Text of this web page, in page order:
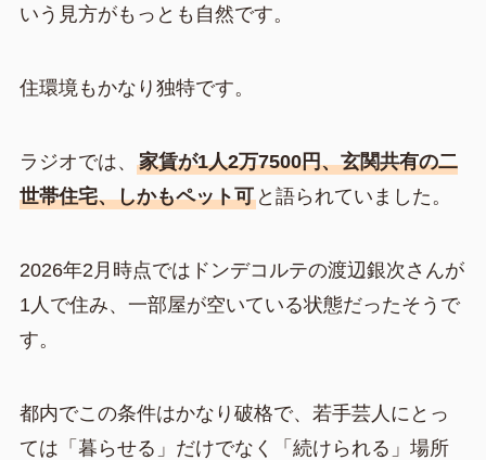
いう見方がもっとも自然です。
住環境もかなり独特です。
ラジオでは、 家賃が1人2万7500円、玄関共有の二
世帯住宅、しかもペット可と語られていました。
2026年2月時点ではドンデコルテの渡辺銀次さんが
1人で住み、一部屋が空いている状態だったそうで
す。
都内でこの条件はかなり破格で、若手芸人にとっ
ては「暮らせる」だけでなく「続けられる」場所